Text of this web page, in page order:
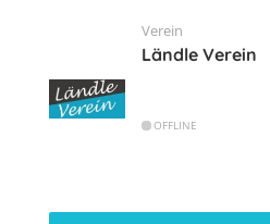
Verein
Ländle Verein
OFFLINE